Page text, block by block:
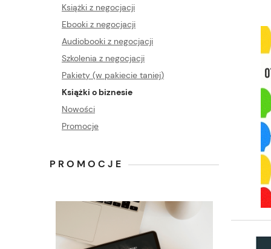
Książki z negocjacji
Ebooki z negocjacji
Audiobooki z negocjacji
Szkolenia z negocjacji
Pakiety (w pakiecie taniej)
Książki o biznesie
Nowości
Promocje
PROMOCJE